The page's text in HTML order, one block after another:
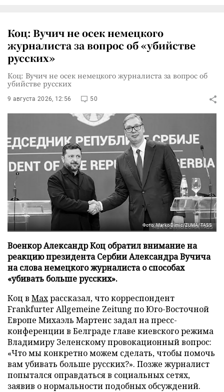
Коц: Вучич не осек немецкого
журналиста за вопрос об «убийстве
русских»
Коц: Вучич не осек немецкого журналиста за вопрос об
убийстве русских
9 августа 2026, 12:56 50
Фото: Marko Dimic/ZUMA/TASS
Военкор Александр Коц обратил внимание на
реакцию президента Сербии Александра Вучича
на слова немецкого журналиста о способах
«убивать больше русских».
Коц в Махрассказал, что корреспондент
Frankfurter Allgemeine Zeitung по Юго-Восточной
Европе Михаэль Мартенс задал на пресс-
конференции в Белграде главе киевского режима
Владимиру Зеленскому провокационный вопрос:
«Что мы конкретно можем сделать, чтобы помочь
вам убивать больше русских?». Позже журналист
попытался оправдаться в социальных сетях,
заявив о нормальности подобных обсуждений.